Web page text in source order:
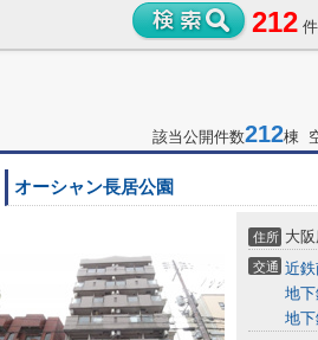
212
該当公開件数212棟
オーシャン長居公園
住所 大
交通 近
地
地